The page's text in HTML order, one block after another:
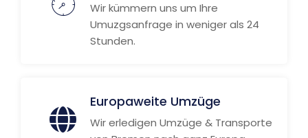
Wir kümmern uns um Ihre
Umuzgsanfrage in weniger als 24
Stunden.
Europaweite Umzüge
Wir erledigen Umzüge & Transporte